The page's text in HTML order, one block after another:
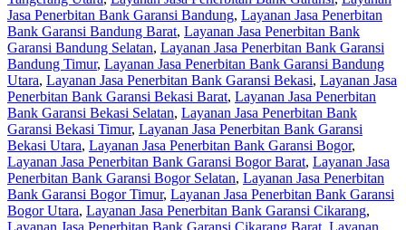
Jasa Penerbitan Bank Garansi Bandung, Layanan Jasa Penerbitan
Bank Garansi Bandung Barat, Layanan Jasa Penerbitan Bank
Garansi Bandung Selatan, Layanan Jasa Penerbitan Bank Garansi
Bandung Timur, Layanan Jasa Penerbitan Bank Garansi Bandung
Utara, Layanan Jasa Penerbitan Bank Garansi Bekasi, Layanan Jasa
Penerbitan Bank Garansi Bekasi Barat, Layanan Jasa Penerbitan
Bank Garansi Bekasi Selatan, Layanan Jasa Penerbitan Bank
Garansi Bekasi Timur, Layanan Jasa Penerbitan Bank Garansi
Bekasi Utara, Layanan Jasa Penerbitan Bank Garansi Bogor,
Layanan Jasa Penerbitan Bank Garansi Bogor Barat, Layanan Jasa
Penerbitan Bank Garansi Bogor Selatan, Layanan Jasa Penerbitan
Bank Garansi Bogor Timur, Layanan Jasa Penerbitan Bank Garansi
Bogor Utara, Layanan Jasa Penerbitan Bank Garansi Cikarang,
Layanan Jasa Penerbitan Bank Garansi Cikarang Barat, Layanan